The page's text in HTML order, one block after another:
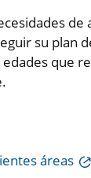
su plan
que
áreas